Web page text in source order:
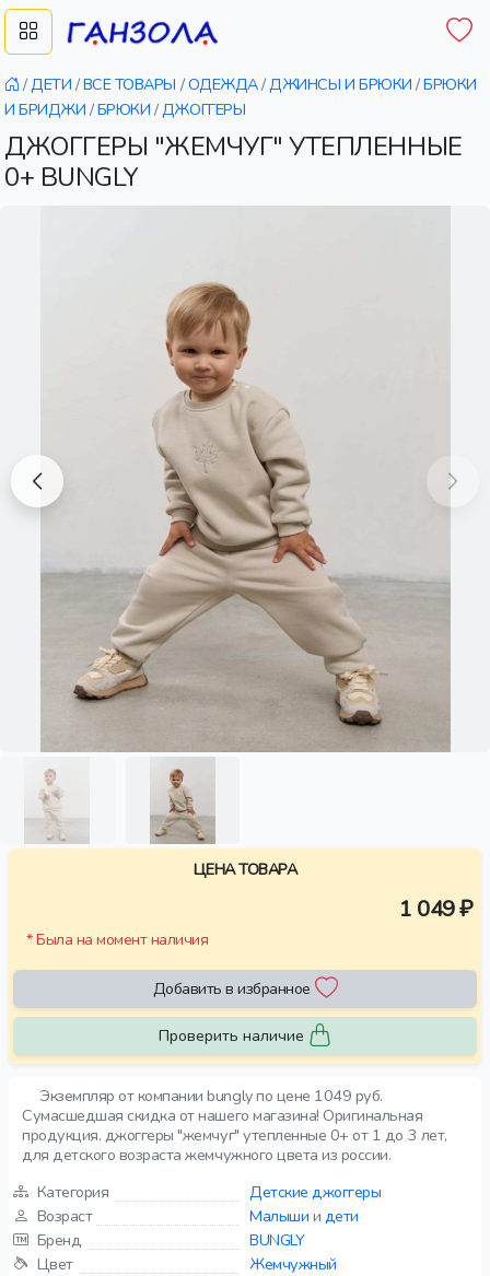
/ДЕТИ /ВСЕ ТОВАРЫ /ОДЕЖДА/ДЖИНСЫ И БРЮКИ /БРЮКИ
И БРИДЖИ /БРЮКИ /ДЖОГГЕРЫ
ДЖОГГЕРЫ "ЖЕМЧУГ" УТЕПЛЕННЫЕ
0+ BUNGLY
Экземпляр от компании bungly по цене 1049 руб.
Сумасшедшая скидка от нашего магазина! Оригинальная
продукция. джоггеры "жемчуг" утепленные 0+ от 1 до 3 лет,
для детского возраста жемчужного цвета из россии.
Категория
Детские джоггеры
Возраст
Малыши и дети
Бренд
BUNGLY
Цвет
Жемчужный
ЦЕНА ТОВАРА
1 049 ₽
* Была на момент наличия
Добавить в избранное
Проверить наличие